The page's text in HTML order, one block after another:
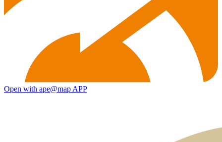
Open with ape@map APP